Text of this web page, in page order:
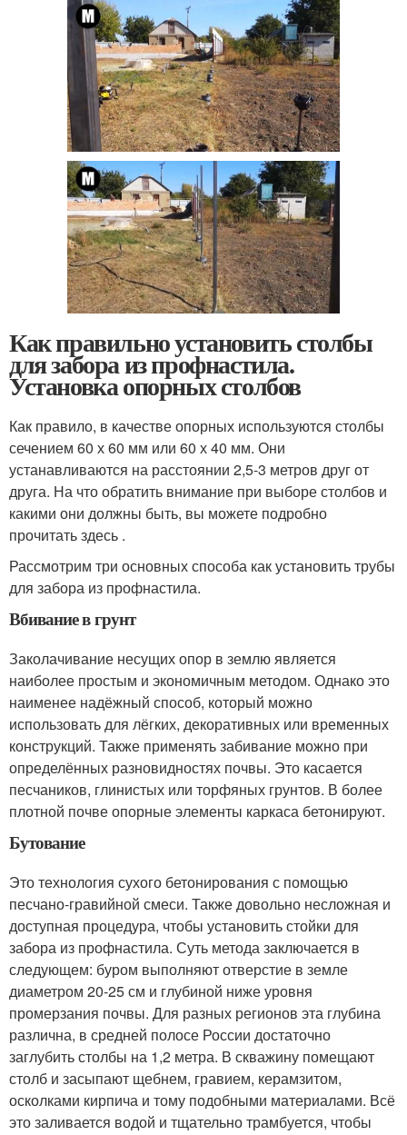
Как правильно установить столбы
для забора из профнастила.
Установка опорных столбов
Как правило, в качестве опорных используются столбы
сечением 60 х 60 мм или 60 х 40 мм. Они
устанавливаются на расстоянии 2,5-3 метров друг от
друга. На что обратить внимание при выборе столбов и
какими они должны быть, вы можете подробно
прочитать здесь .
Рассмотрим три основных способа как установить трубы
для забора из профнастила.
Вбивание в грунт
Заколачивание несущих опор в землю является
наиболее простым и экономичным методом. Однако это
наименее надёжный способ, который можно
использовать для лёгких, декоративных или временных
конструкций. Также применять забивание можно при
определённых разновидностях почвы. Это касается
песчаников, глинистых или торфяных грунтов. В более
плотной почве опорные элементы каркаса бетонируют.
Бутование
Это технология сухого бетонирования с помощью
песчано-гравийной смеси. Также довольно несложная и
доступная процедура, чтобы установить стойки для
забора из профнастила. Суть метода заключается в
следующем: буром выполняют отверстие в земле
диаметром 20-25 см и глубиной ниже уровня
промерзания почвы. Для разных регионов эта глубина
различна, в средней полосе России достаточно
заглубить столбы на 1,2 метра. В скважину помещают
столб и засыпают щебнем, гравием, керамзитом,
осколками кирпича и тому подобными материалами. Всё
это заливается водой и тщательно трамбуется, чтобы